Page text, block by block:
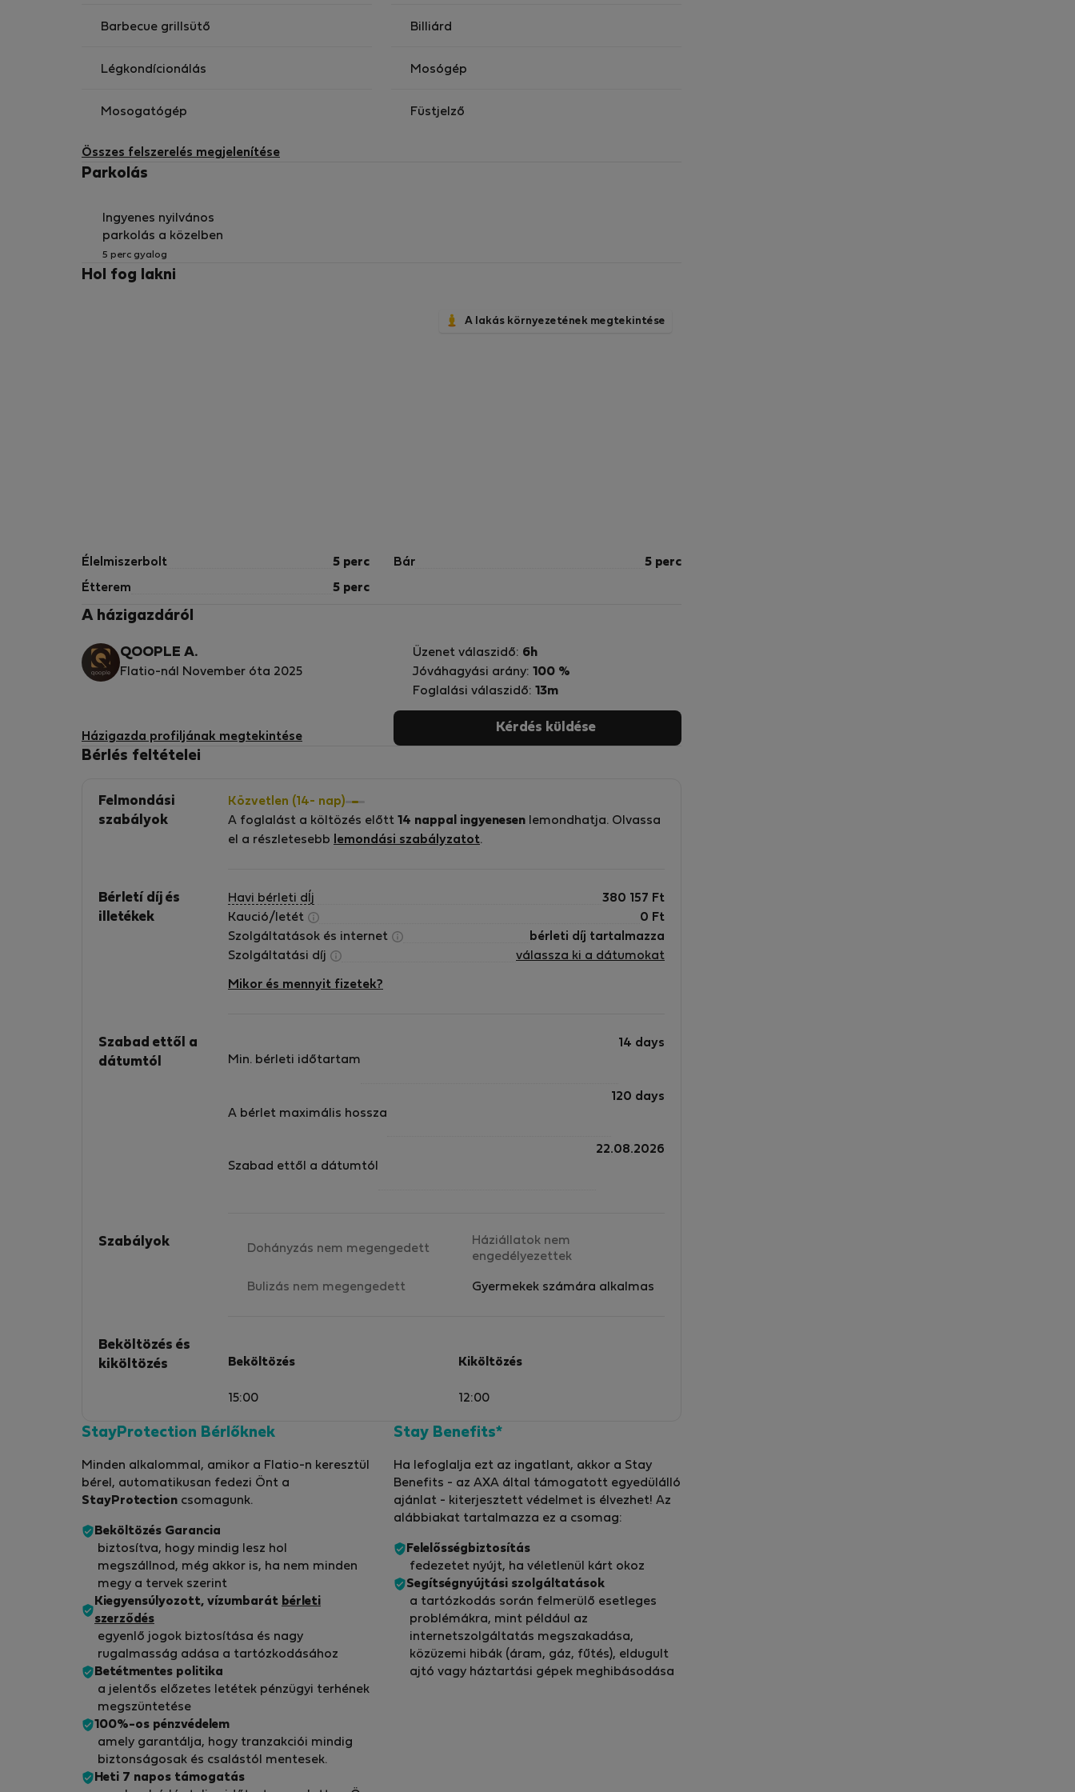
Barbecue grillsütő Billiárd
Légkondícionálás Mosógép
Mosogatógép Füstjelző
Összes felszerelés megjelenítése
Parkolás
Ingyenes nyilvános
parkolás a közelben
5 perc gyalog
Hol fog lakni
A lakás környezetének megtekintése
Élelmiszerbolt 5 perc Bár 5 perc
Étterem 5 perc
A házigazdáról
QOOPLE A.
Flatio-nál November óta 2025
Házigazda profiljának megtekintése
Üzenet válaszidő: 6h
Jóváhagyási arány: 100 %
Foglalási válaszidő: 13m
Kérdés küldése
Bérlés feltételei
Felmondási
szabályok
Közvetlen (14- nap)
A foglalást a költözés előtt 14 nappal ingyenesen lemondhatja. Olvassa
el a részletesebb
lemondási szabályzatot.
Bérletí díj és
illetékek
Havi bérleti dÍj 380 157 Ft
Kaució/letét
0 Ft
Szolgáltatások és internet
bérleti díj tartalmazza
Szolgáltatási díj
válassza ki a dátumokat
Mikor és mennyit fizetek?
Szabad ettől a
dátumtól
Min. bérleti időtartam
14 days
A bérlet maximális hossza
120 days
Szabad ettől a dátumtól
22.08.2026
Szabályok Dohányzás nem megengedett
Háziállatok nem
engedélyezettek
Bulizás nem megengedett Gyermekek számára alkalmas
Beköltözés és
kiköltözés
Beköltözés
15:00
Kiköltözés
12:00
StayProtection Bérlőknek
Minden alkalommal, amikor a Flatio-n keresztül
bérel, automatikusan fedezi Önt a
StayProtection csomagunk.
Beköltözés Garancia
biztosítva, hogy mindig lesz hol
megszállnod, még akkor is, ha nem minden
megy a tervek szerint
Kiegyensúlyozott, vízumbarát bérleti
szerződés
egyenlő jogok biztosítása és nagy
rugalmasság adása a tartózkodásához
Betétmentes politika
a jelentős előzetes letétek pénzügyi terhének
megszüntetése
100%-os pénzvédelem
amely garantálja, hogy tranzakciói mindig
biztonságosak és csalástól mentesek.
Heti 7 napos támogatás
Stay Benefits*
Ha lefoglalja ezt az ingatlant, akkor a Stay
Benefits - az AXA által támogatott egyedülálló
ajánlat - kiterjesztett védelmet is élvezhet! Az
alábbiakat tartalmazza ez a csomag:
Felelősségbiztosítás
fedezetet nyújt, ha véletlenül kárt okoz
Segítségnyújtási szolgáltatások
a tartózkodás során felmerülő esetleges
problémákra, mint például az
internetszolgáltatás megszakadása,
közüzemi hibák (áram, gáz, fűtés), eldugult
ajtó vagy háztartási gépek meghibásodása